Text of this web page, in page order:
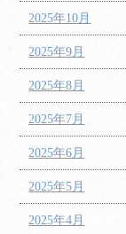
2025年10月
2025年9月
2025年8月
2025年7月
2025年6月
2025年5月
2025年4月